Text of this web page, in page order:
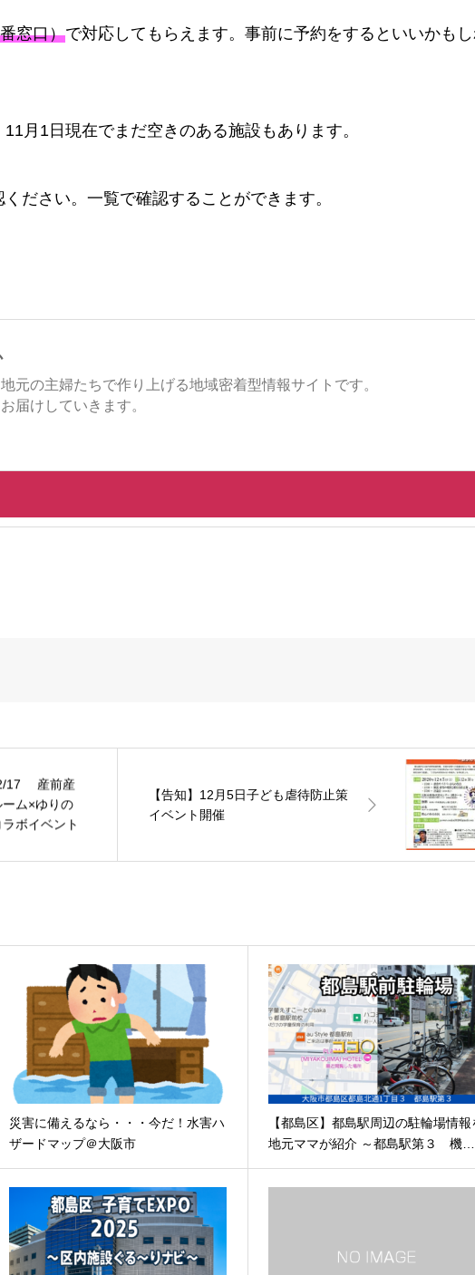
窓口）で対応してもらえます。事前に予約をするといいかも
月1日現在でまだ空きのある施設もあります。
ください。一覧で確認することができます。
元の主婦たちで作り上げる地域密着型情報サイトです。
届けしていきます。
17 産前産
ム×ゆりの
ボイベント
【告知】12月5日子ども虐待防止策
イベント開催
災害に備えるなら・・・今だ！水害ハ
ザードマップ＠大阪市
【都島区】都島駅周辺の駐輪場情報
地元ママが紹介 ～都島駅第３ 機…